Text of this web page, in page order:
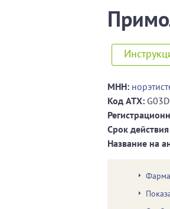
МНН:
Код ATХ:
Срок
Название на